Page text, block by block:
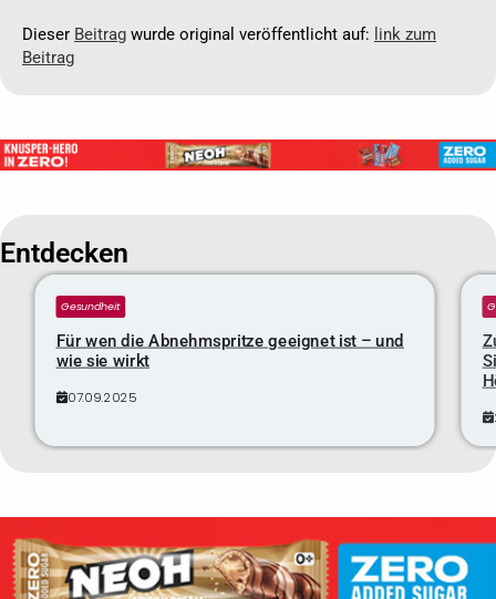
Dieser Beitrag wurde original veröffentlicht auf: link zum
Beitrag
Entdecken
Gesundheit
Für wen die Abnehmspritze geeignet ist – und
wie sie wirkt
07.09.2025